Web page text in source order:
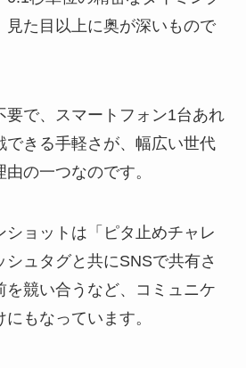
見た目以上に奥が深いもので
要で、スマートフォン1台あれ
できる手軽さが、幅広い世代
の一つなのです。
ショットは「ピタ止めチャレ
シュタグと共にSNSで共有さ
を競い合うなど、コミュニケ
もなっています。